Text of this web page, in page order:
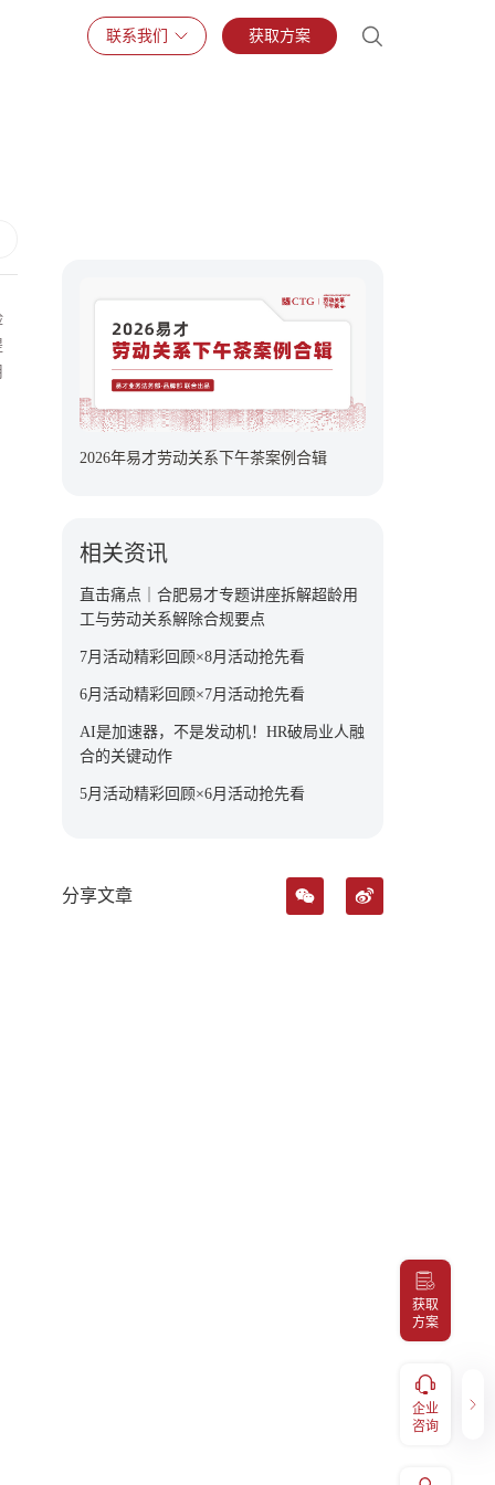
联系我们 获取方案
2026年易才劳动关系下午茶案例合辑
相关资讯
直击痛点｜合肥易才专题讲座拆解超龄用
工与劳动关系解除合规要点
7月活动精彩回顾×8月活动抢先看
6月活动精彩回顾×7月活动抢先看
AI是加速器，不是发动机！HR破局业人融
合的关键动作
5月活动精彩回顾×6月活动抢先看
分享文章
获取
方案
企业
咨询